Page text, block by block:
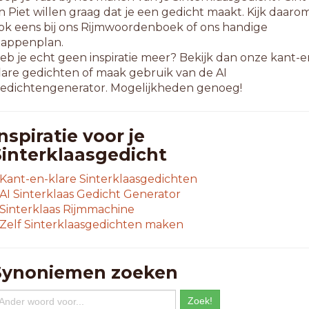
Piet willen graag dat je een gedicht maakt. Kijk
eens bij ons Rijmwoordenboek of ons handige
je echt geen inspiratie meer? Bekijk dan onze kant-
gedichten of maak gebruik van de AI
Mogelijkheden genoeg!
voor je
Kant-en-klare Sinterklaasgedichten
AI Sinterklaas Gedicht Generator
Sinterklaas Rijmmachine
Zelf Sinterklaasgedichten maken
zoeken